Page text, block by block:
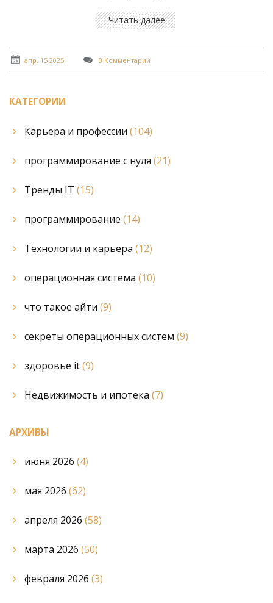
компьютера. От простых комбинаций клавиш до
умных способов управления ресурсами — узнаете,
как полностью раскрыть потенциал вашей
операционной системы, сэкономив время и нервы.
Читать далее
апр, 15 2025 0 Комментарии
КАТЕГОРИИ
Карьера и профессии (104)
программирование с нуля (21)
Тренды IT (15)
программирование (14)
Технологии и карьера (12)
операционная система (10)
что такое айти (9)
секреты операционных систем (9)
здоровье it(9)
Недвижимость и ипотека (7)
АРХИВЫ
июня 2026 (4)
мая 2026 (62)
апреля 2026 (58)
марта 2026 (50)
февраля 2026 (3)